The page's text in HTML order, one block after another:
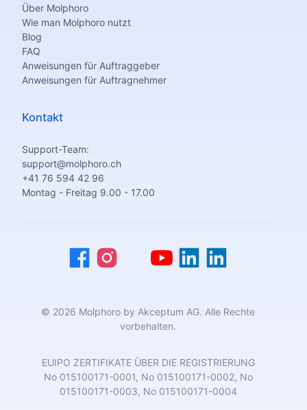
Über Molphoro
Wie man Molphoro nutzt
Blog
FAQ
Anweisungen für Auftraggeber
Anweisungen für Auftragnehmer
Kontakt
Support-Team:
support@molphoro.ch
+41 76 594 42 96
Montag - Freitag 9.00 - 17.00
© 2026 Molphoro by Akceptum AG. Alle Rechte
vorbehalten.
EUIPO ZERTIFIKATE ÜBER DIE REGISTRIERUNG
No 015100171-0001, No 015100171-0002, No
015100171-0003, No 015100171-0004